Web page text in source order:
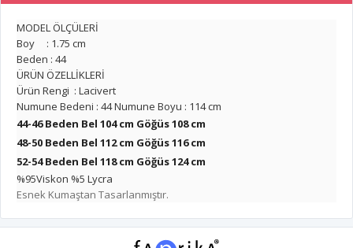
MODEL ÖLÇÜLERİ
Boy : 1.75 cm
Beden : 44
ÜRÜN ÖZELLİKLERİ
Ürün Rengi : Lacivert
Numune Bedeni : 44 Numune Boyu : 114 cm
44-46 Beden Bel 104 cm Göğüs 108 cm
48-50 Beden Bel 112 cm Göğüs 116 cm
52-54 Beden Bel 118 cm Göğüs 124 cm
%95Viskon %5 Lycra
Esnek Kumaştan Tasarlanmıştır.